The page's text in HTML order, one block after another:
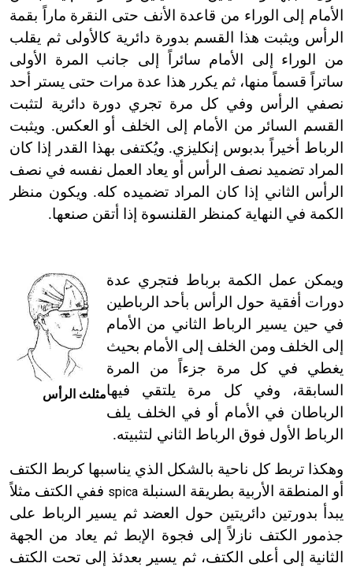
الأمام إلى الوراء من قاعدة الأنف حتى النقرة ماراً بقمة
الرأس ويثبت هذا القسم بدورة دائرية كالأولى ثم يقلب
من الوراء إلى الأمام سائراً إلى جانب المرة الأولى
ساتراً قسماً منها، ثم يكرر هذا عدة مرات حتى يستر أحد
نصفي الرأس وفي كل مرة تجري دورة دائرية لتثبت
القسم السائر من الأمام إلى الخلف أو العكس. ويثبت
الرباط أخيراً بدبوس إنكليزي. ويُكتفى بهذا القدر إذا كان
المراد تضميد نصف الرأس أو يعاد العمل نفسه في نصف
الرأس الثاني إذا كان المراد تضميده كله. ويكون منظر
الكمة في النهاية كمنظر القلنسوة إذا أتقن صنعها.
مثلث الرأس
ويمكن عمل الكمة برباط فتجري عدة
دورات أفقية حول الرأس بأحد الرباطين
في حين يسير الرباط الثاني من الأمام
إلى الخلف ومن الخلف إلى الأمام بحيث
يغطي في كل مرة جزءاً من المرة
السابقة، وفي كل مرة يلتقي فيها
الرباطان في الأمام أو في الخلف يلف
الرباط الأول فوق الرباط الثاني لتثبيته.
وهكذا تربط كل ناحية بالشكل الذي يناسبها كربط الكتف
أو المنطقة الأربية بطريقة السنبلة spica ففي الكتف مثلاً
يبدأ بدورتين دائريتين حول العضد ثم يسير الرباط على
جذمور الكتف نازلاً إلى فجوة الإبط ثم يعاد من الجهة
الثانية إلى أعلى الكتف، ثم يسير بعدئذ إلى تحت الكتف